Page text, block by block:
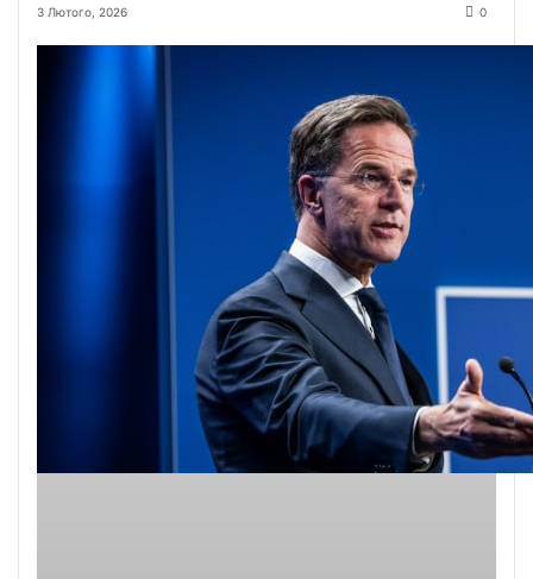
3 Лютого, 2026 0